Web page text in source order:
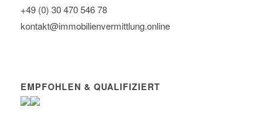
+49 (0) 30 470 546 78
kontakt@immobilien­vermittlung.online
EMPFOHLEN & QUALIFIZIERT